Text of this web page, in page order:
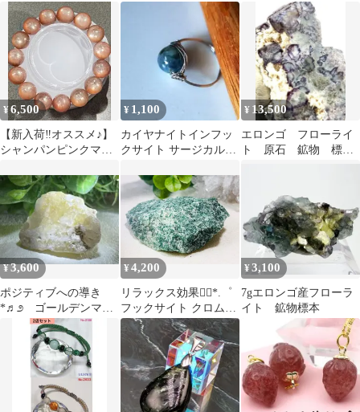
ライト マラカイト
ピンクマイカ
7.5ml×12本
トーン 天然石 _R519
¥6,500
【新入荷‼︎オススメ♪】
シャンパンピンクマイ
径17㎝天然石
¥ 1,100
カイヤナイトインフッ
クサイト サージカルス
約10号
¥ 13,500
エロンゴ フローライ
ト 原石 鉱物 標
¥3,600
ポジティブへの導き
*♬೨ ゴールデンマイ
カシリカ 原石 ラフ
ストーン
¥4,200
リラックス効果❁⃘*.゜
フックサイト クロム雲
母 原石 ラフストー
ン フクサイト
¥3,100
7gエロンゴ産フローラ
イト 鉱物標本